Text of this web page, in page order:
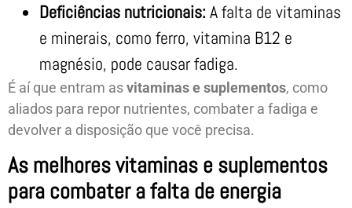
Deficiências nutricionais:A falta de vitaminas
e minerais, como ferro, vitamina B12 e
magnésio, pode causar fadiga.
É aí que entram asvitaminas e suplementos, como
aliados para repor nutrientes, combater a fadiga e
devolver a disposição que você precisa.
As melhores vitaminas e suplementos
para combater a falta de energia